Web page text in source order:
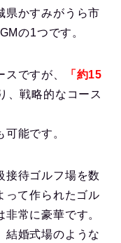
県かすみがうら市
の1つです。
ですが、
「約15
、戦略的なコース
能です。
接待ゴルフ場を数
って作られたゴル
常に豪華です。
結婚式場のような